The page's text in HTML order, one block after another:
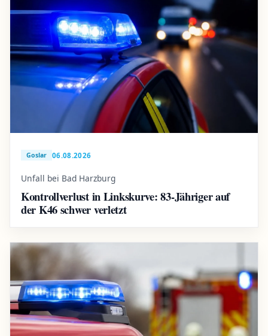
Goslar 06.08.2026
Unfall bei Bad Harzburg
Kontrollverlust in Linkskurve: 83-Jähriger auf
der K46 schwer verletzt